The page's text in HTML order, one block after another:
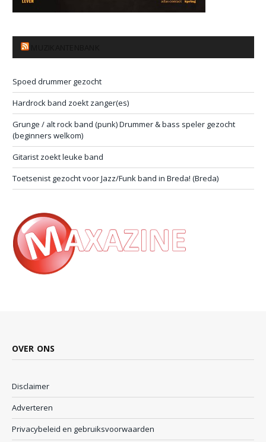
Spoed drummer gezocht
Hardrock band zoekt zanger(es)
Grunge / alt rock band (punk) Drummer & bass speler gezocht
(beginners welkom)
Gitarist zoekt leuke band
Toetsenist gezocht voor Jazz/Funk band in Breda! (Breda)
OVER ONS
Disclaimer
Adverteren
Privacybeleid en gebruiksvoorwaarden